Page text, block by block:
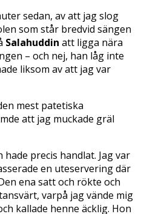
sedan, av att jag slog
som står bredvid sängen
Salahuddin att ligga nära
– och nej, han låg inte
liksom av att jag var
mest patetiska
att jag muckade gräl
precis handlat. Jag var
en uteservering där
ena satt och rökte och
varpå jag vände mig
kallade henne äcklig. Hon